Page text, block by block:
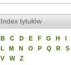
Index tytułów
B C D E F G H
L M N O P Q R S
V W Z